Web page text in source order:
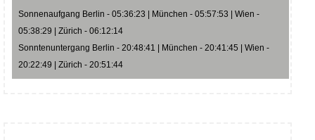
Sonnenaufgang Berlin - 05:36:23 | München - 05:57:53 | Wien -
05:38:29 | Zürich - 06:12:14
Sonntenuntergang Berlin - 20:48:41 | München - 20:41:45 | Wien -
20:22:49 | Zürich - 20:51:44